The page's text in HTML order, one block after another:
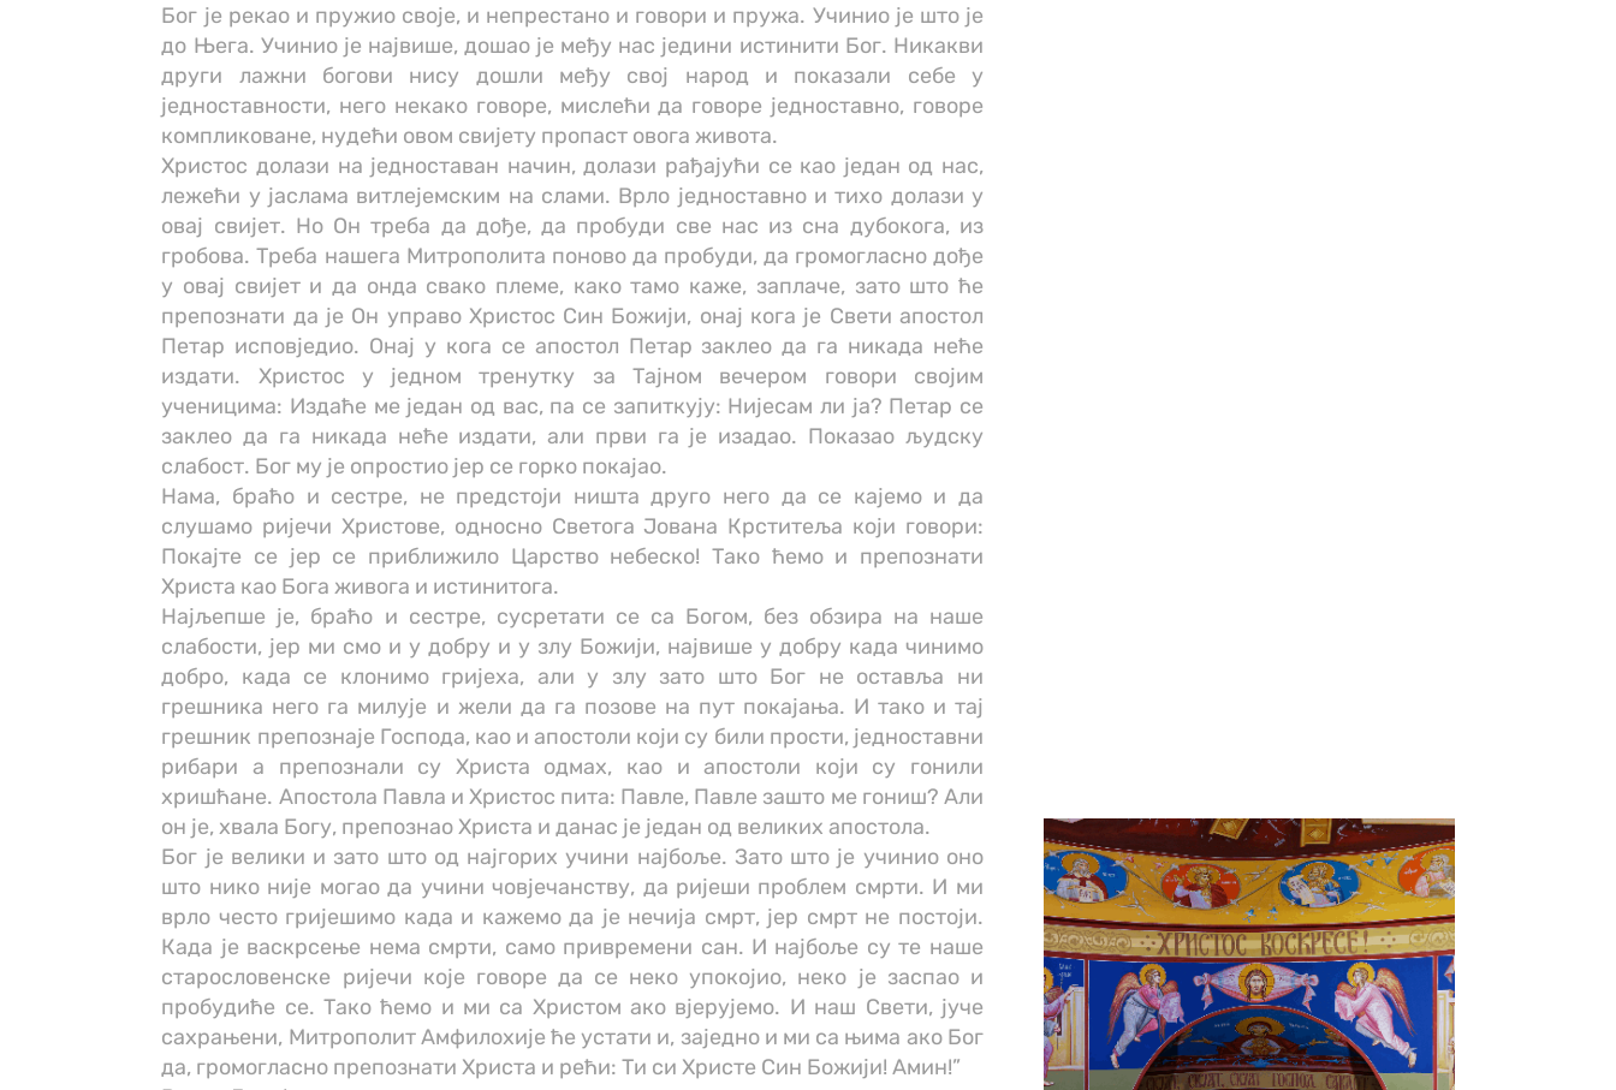
Бог је рекао и пружио своје, и непрестано и говори и пружа. Учинио је што је
до Њега. Учинио је највише, дошао је међу нас једини истинити Бог. Никакви
други лажни богови нису дошли међу свој народ и показали себе у
једноставности, него некако говоре, мислећи да говоре једноставно, говоре
компликоване, нудећи овом свијету пропаст овога живота.
Христос долази на једноставан начин, долази рађајући се као један од нас,
лежећи у јаслама витлејемским на слами. Врло једноставно и тихо долази у
овај свијет. Но Он треба да дође, да пробуди све нас из сна дубокога, из
гробова. Треба нашега Митрополита поново да пробуди, да громогласно дође
у овај свијет и да онда свако племе, како тамо каже, заплаче, зато што ће
препознати да је Он управо Христос Син Божији, онај кога је Свети апостол
Петар исповједио. Онај у кога се апостол Петар заклео да га никада неће
издати. Христос у једном тренутку за Тајном вечером говори својим
ученицима: Издаће ме један од вас, па се запиткују: Нијесам ли ја? Петар се
заклео да га никада неће издати, али први га је изадао. Показао људску
слабост. Бог му је опростио јер се горко покајао.
Нама, браћо и сестре, не предстоји ништа друго него да се кајемо и да
слушамо ријечи Христове, односно Светога Јована Крститеља који говори:
Покајте се јер се приближило Царство небеско! Тако ћемо и препознати
Христа као Бога живога и истинитога.
Најљепше је, браћо и сестре, сусретати се са Богом, без обзира на наше
слабости, јер ми смо и у добру и у злу Божији, највише у добру када чинимо
добро, када се клонимо гријеха, али у злу зато што Бог не оставља ни
грешника него га милује и жели да га позове на пут покајања. И тако и тај
грешник препознаје Господа, као и апостоли који су били прости, једноставни
рибари а препознали су Христа одмах, као и апостоли који су гонили
хришћане. Апостола Павла и Христос пита: Павле, Павле зашто ме гониш? Али
он је, хвала Богу, препознао Христа и данас је један од великих апостола.
Бог је велики и зато што од најгорих учини најбоље. Зато што је учинио оно
што нико није могао да учини човјечанству, да ријеши проблем смрти. И ми
врло често гријешимо када и кажемо да је нечија смрт, јер смрт не постоји.
Када је васкрсење нема смрти, само привремени сан. И најбоље су те наше
старословенске ријечи које говоре да се неко упокојио, неко је заспао и
пробудиће се. Тако ћемо и ми са Христом ако вјерујемо. И наш Свети, јуче
сахрањени, Митрополит Амфилохије ће устати и, заједно и ми са њима ако Бог
да, громогласно препознати Христа и рећи: Ти си Христе Син Божији! Амин!”